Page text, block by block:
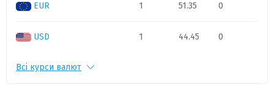
EUR 1 51.35 0
USD 1 44.45 0
PLN
Всі курси валют